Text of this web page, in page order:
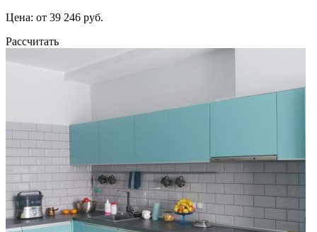
Цена: от 39 246 руб.
Рассчитать